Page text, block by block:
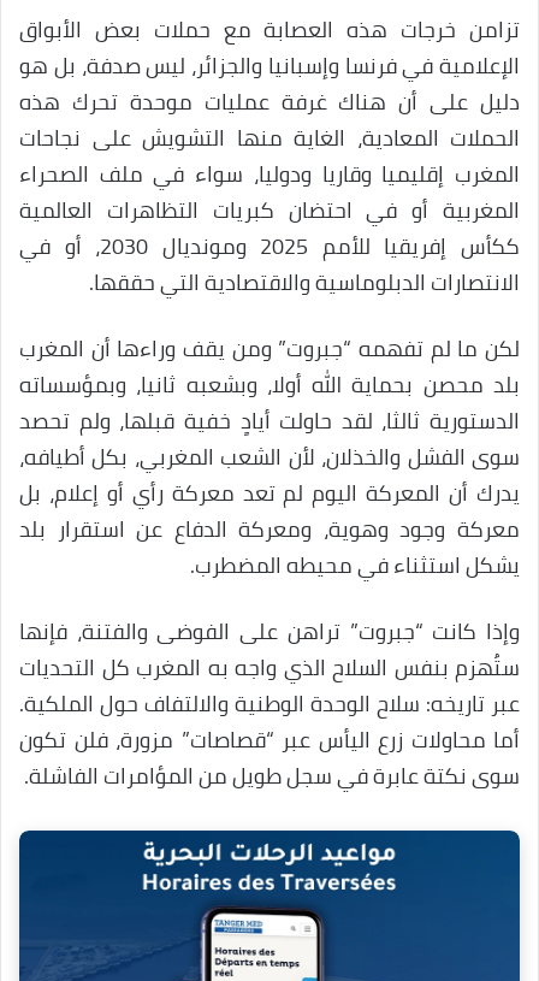
تزامن خرجات هذه العصابة مع حملات بعض الأبواق
الإعلامية في فرنسا وإسبانيا والجزائر، ليس صدفة، بل هو
دليل على أن هناك غرفة عمليات موحدة تحرك هذه
الحملات المعادية، الغاية منها التشويش على نجاحات
المغرب إقليميا وقاريا ودوليا، سواء في ملف الصحراء
المغربية أو في احتضان كبريات التظاهرات العالمية
ككأس إفريقيا للأمم 2025 ومونديال 2030، أو في
الانتصارات الدبلوماسية والاقتصادية التي حققها.
لكن ما لم تفهمه “جبروت” ومن يقف وراءها أن المغرب
بلد محصن بحماية الله أولا، وبشعبه ثانيا، وبمؤسساته
الدستورية ثالثا، لقد حاولت أيادٍ خفية قبلها، ولم تحصد
سوى الفشل والخذلان، لأن الشعب المغربي، بكل أطيافه،
يدرك أن المعركة اليوم لم تعد معركة رأي أو إعلام، بل
معركة وجود وهوية، ومعركة الدفاع عن استقرار بلد
يشكل استثناء في محيطه المضطرب.
وإذا كانت “جبروت” تراهن على الفوضى والفتنة، فإنها
ستُهزم بنفس السلاح الذي واجه به المغرب كل التحديات
عبر تاريخه: سلاح الوحدة الوطنية والالتفاف حول الملكية.
أما محاولات زرع اليأس عبر “قصاصات” مزورة، فلن تكون
سوى نكتة عابرة في سجل طويل من المؤامرات الفاشلة.